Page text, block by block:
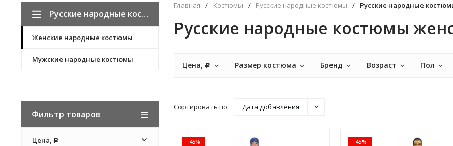
Русские народные костюмы
Женские народные костюмы
Мужские народные костюмы
Фильтр товаров
Цена, Р
Главная / Костюмы / Русские народные костюмы / Русские народные
Русские народные костюмы
Цена, Р Размер костюма Бренд Возраст Пол
Сортировать по: Дата добавления
-45% -45%